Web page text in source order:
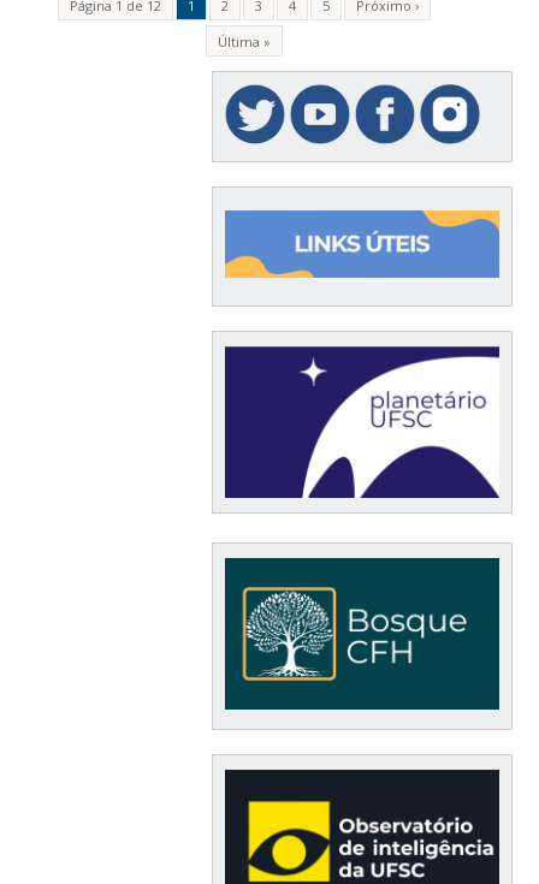
Página 1 de 12 1 2 3 4 5
Próximo ›
Última »